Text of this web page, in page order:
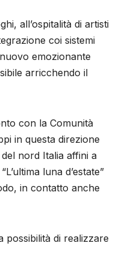
all’ospitalità di artisti
coi sistemi
emozionante
arricchendo il
con la Comunità
in questa direzione
nord Italia affini a
luna d’estate”
in contatto anche
possibilità di realizzare